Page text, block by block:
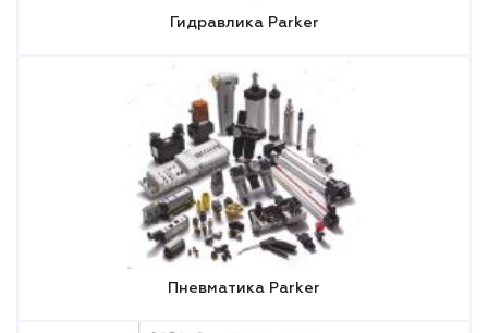
Гидравлика Parker
Пневматика Parker